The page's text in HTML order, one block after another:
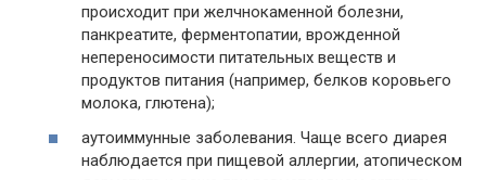
происходит при желчнокаменной болезни,
панкреатите, ферментопатии, врожденной
непереносимости питательных веществ и
продуктов питания (например, белков коровьего
молока, глютена);
аутоиммунные заболевания. Чаще всего диарея
наблюдается при пищевой аллергии, атопическом